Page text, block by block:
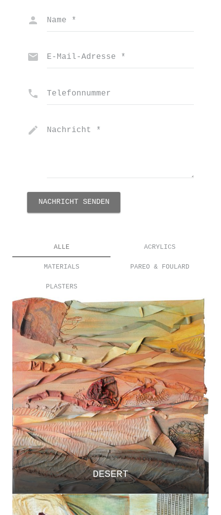
Name *
E-Mail-Adresse *
Telefonnummer
Nachricht *
NACHRICHT SENDEN
ALLE ACRYLICS
MATERIALS PAREO & FOULARD
PLASTERS
DESERT